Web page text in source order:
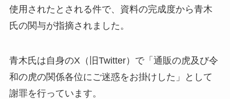
使用されたとされる件で、資料の完成度から青木
氏の関与が指摘されました。
青木氏は自身のX（旧Twitter）で「通販の虎及び令
和の虎の関係各位にご迷惑をお掛けした」として
謝罪を行っています。